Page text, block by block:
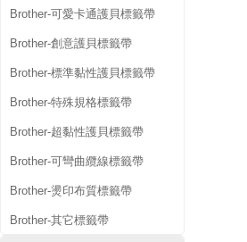
Brother-可愛卡通護貝標籤帶
Brother-創意護貝標籤帶
Brother-標準黏性護貝標籤帶
Brother-特殊規格標籤帶
Brother-超黏性護貝標籤帶
Brother-可彎曲纜線標籤帶
Brother-燙印布質標籤帶
Brother-其它標籤帶